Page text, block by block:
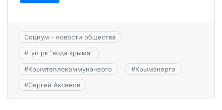
Социум - новости общества
#гуп рк "вода крыма"
#Крымтеплокоммунэнерго #Крымэнерго
#Сергей Аксенов